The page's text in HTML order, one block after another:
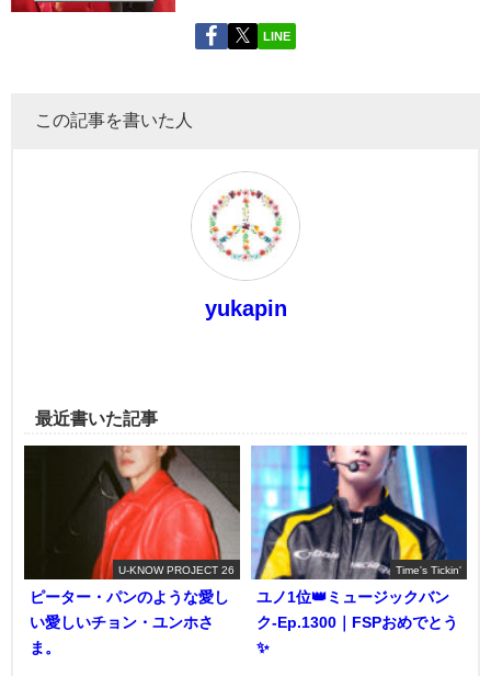
LINE
この記事を書いた人
yukapin
最近書いた記事
U-KNOW PROJECT 26
ピーター・パンのような愛し
い愛しいチョン・ユンホさ
ま。
Time's Tickin'
ユノ1位👑ミュージックバン
ク-Ep.1300｜FSPおめでとう
✨️